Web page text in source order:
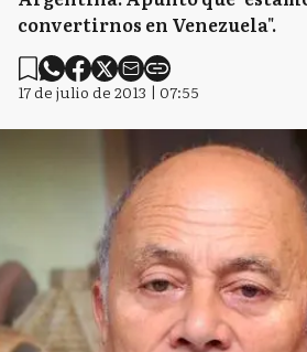
convertirnos en Venezuela".
17 de julio de 2013 | 07:55